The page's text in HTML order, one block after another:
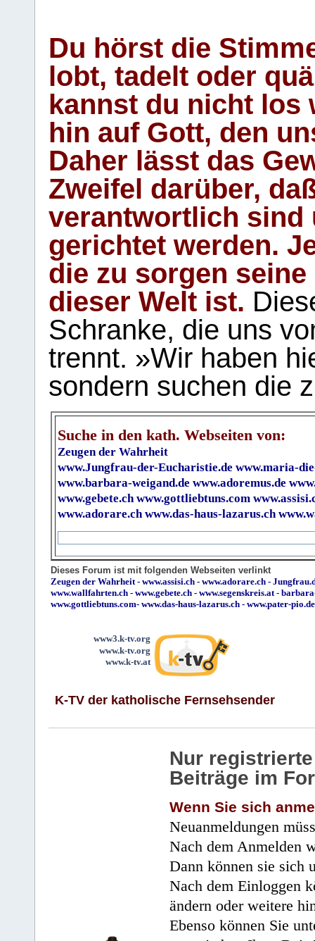
Du hörst die
lobt, tadelt oder
kannst du nicht los
hin auf Gott, den
Daher lässt das
Zweifel darüber,
verantwortlich sind
gerichtet werden.
die zu sorgen
dieser Welt ist.
Schranke, die uns
trennt. »Wir haben
sondern suchen die
Suche in den kath. Webseiten von:
Zeugen der Wahrheit
www.Jungfrau-der-Eucharistie.de www.maria-
www.barbara-weigand.de www.adoremus.de
www.gebete.ch www.gottliebtuns.com
www.adorare.ch www.das-haus-lazarus.ch
Dieses Forum ist mit folgenden Webseiten verlinkt
Zeugen der Wahrheit - www.assisi.ch - www.adorare.ch -
www.wallfahrten.ch - www.gebete.ch - www.segenskreis.at -
www.gottliebtuns.com- www.das-haus-lazarus.ch - www.pater-pio.de
www3.k-tv.org
www.k-tv.org
www.k-tv.at
K-TV der katholische Fernsehsender
Nur
Beiträge im
Wenn Sie sich
Neuanmeldungen
Nach dem Anmelden
Dann können sie sich
Nach dem Einloggen
ändern oder weitere
Ebenso können Sie